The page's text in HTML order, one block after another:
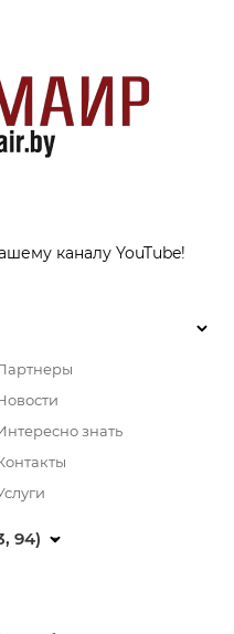
каналу YouTube!
знать
94)